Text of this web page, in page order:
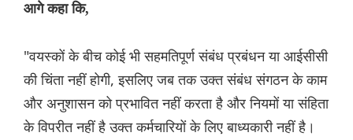
आगे कहा कि,
"वयस्कों के बीच कोई भी सहमतिपूर्ण संबंध प्रबंधन या आईसीसी
की चिंता नहीं होगी, इसलिए जब तक उक्त संबंध संगठन के काम
और अनुशासन को प्रभावित नहीं करता है और नियमों या संहिता
के विपरीत नहीं है उक्त कर्मचारियों के लिए बाध्यकारी नहीं है।